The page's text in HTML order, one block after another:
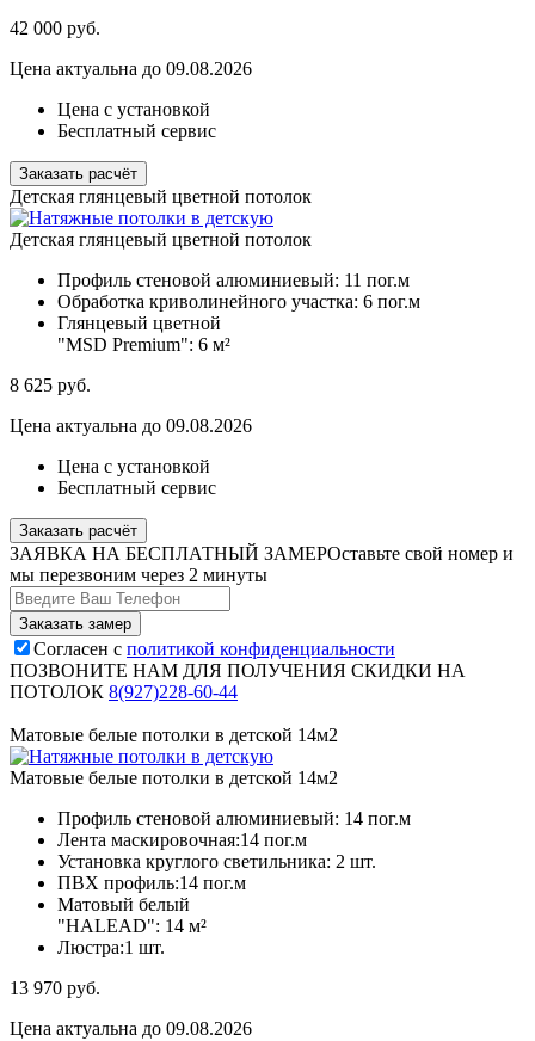
42 000 руб.
Цена актуальна до 09.08.2026
Цена с установкой
Бесплатный сервис
Заказать расчёт
Детская глянцевый цветной потолок
Детская глянцевый цветной потолок
Профиль стеновой алюминиевый: 11 пог.м
Обработка криволинейного участка: 6 пог.м
Глянцевый цветной
"MSD Premium": 6 м²
8 625 руб.
Цена актуальна до 09.08.2026
Цена с установкой
Бесплатный сервис
Заказать расчёт
ЗАЯВКА НА БЕСПЛАТНЫЙ ЗАМЕРОставьте свой номер и
мы перезвоним через 2 минуты
Согласен с политикой конфиденциальности
ПОЗВОНИТЕ НАМ ДЛЯ ПОЛУЧЕНИЯ СКИДКИ НА
ПОТОЛОК 8(927)228-60-44
Матовые белые потолки в детской 14м2
Матовые белые потолки в детской 14м2
Профиль стеновой алюминиевый: 14 пог.м
Лента маскировочная:14 пог.м
Установка круглого светильника: 2 шт.
ПВХ профиль:14 пог.м
Матовый белый
"HALEAD": 14 м²
Люстра:1 шт.
13 970 руб.
Цена актуальна до 09.08.2026